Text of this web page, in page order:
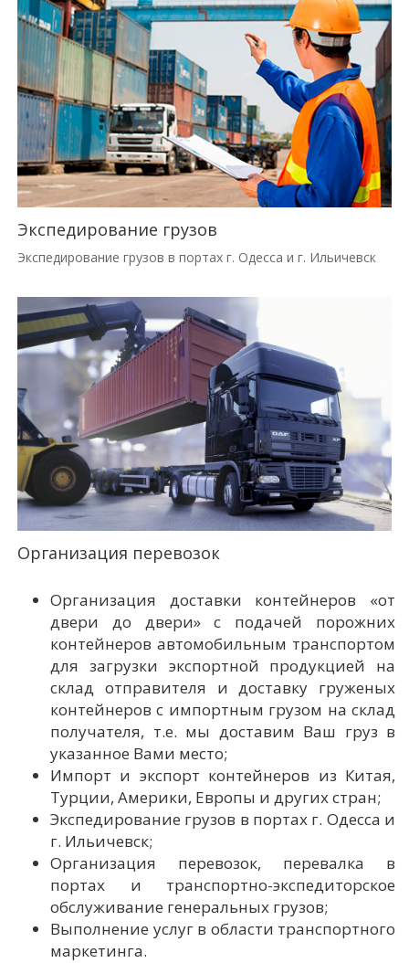
Экспедирование грузов
Экспедирование грузов в портах г. Одесса и г. Ильичевск
Организация перевозок
Организация доставки контейнеров «от
двери до двери» с подачей порожних
контейнеров автомобильным транспортом
для загрузки экспортной продукцией на
склад отправителя и доставку груженых
контейнеров с импортным грузом на склад
получателя, т.е. мы доставим Ваш груз в
указанное Вами место;
Импорт и экспорт контейнеров из Китая,
Турции, Америки, Европы и других стран;
Экспедирование грузов в портах г. Одесса и
г. Ильичевск;
Организация перевозок, перевалка в
портах и транспортно-экспедиторское
обслуживание генеральных грузов;
Выполнение услуг в области транспортного
маркетинга.